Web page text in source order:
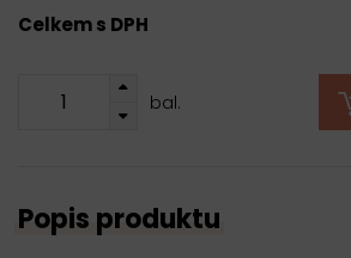
Celkem s DPH
bal.
Popis produktu